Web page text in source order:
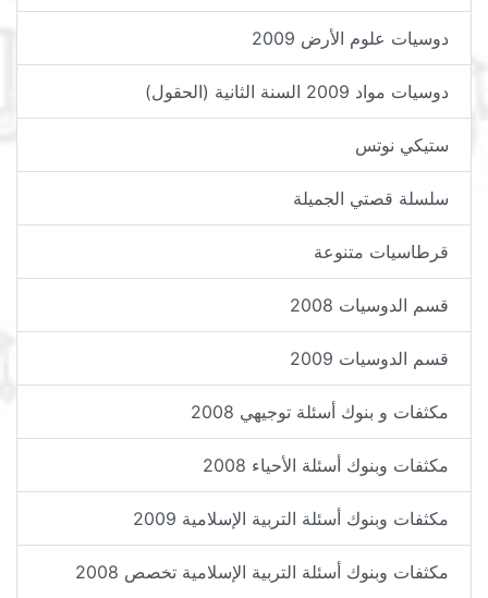
دوسيات علوم الأرض 2009
دوسيات مواد 2009 السنة الثانية (الحقول)
ستيكي نوتس
سلسلة قصتي الجميلة
قرطاسيات متنوعة
قسم الدوسيات 2008
قسم الدوسيات 2009
مكثفات و بنوك أسئلة توجيهي 2008
مكثفات وبنوك أسئلة الأحياء 2008
مكثفات وبنوك أسئلة التربية الإسلامية 2009
مكثفات وبنوك أسئلة التربية الإسلامية تخصص 2008